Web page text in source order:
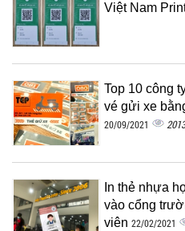
Việt Nam
Top 10 công
vé gửi xe
20/09/2021 2013
In thẻ nhựa
vào cổng
viên 22/02/2021